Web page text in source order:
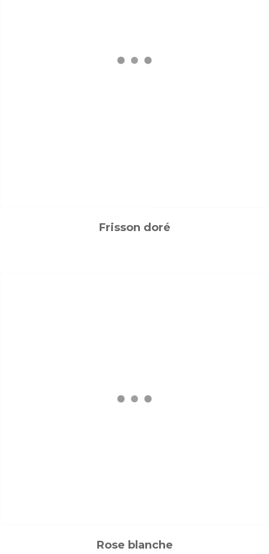
Frisson doré
Rose blanche